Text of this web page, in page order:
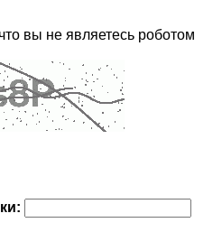
вы не являетесь роботом